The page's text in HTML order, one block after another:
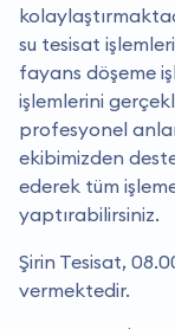
su tesisat
fayans döşeme
işlemlerini
profesyonel
ekibimizden
ederek tüm
yaptırabilirsiniz.
Şirin Tesisat,
vermektedir.